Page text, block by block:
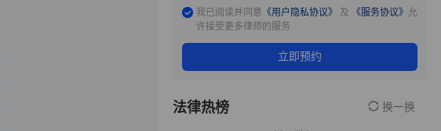
我已阅读并同意 《用户隐私协议》 及 《服务协议》 允
许接受更多律师的服务
立即预约
法律热榜 换一换